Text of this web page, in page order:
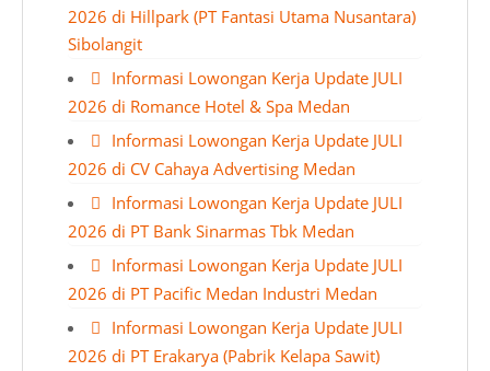
2026 di Hillpark (PT Fantasi Utama Nusantara)
Sibolangit
Informasi Lowongan Kerja Update JULI
2026 di Romance Hotel & Spa Medan
Informasi Lowongan Kerja Update JULI
2026 di CV Cahaya Advertising Medan
Informasi Lowongan Kerja Update JULI
2026 di PT Bank Sinarmas Tbk Medan
Informasi Lowongan Kerja Update JULI
2026 di PT Pacific Medan Industri Medan
Informasi Lowongan Kerja Update JULI
2026 di PT Erakarya (Pabrik Kelapa Sawit)